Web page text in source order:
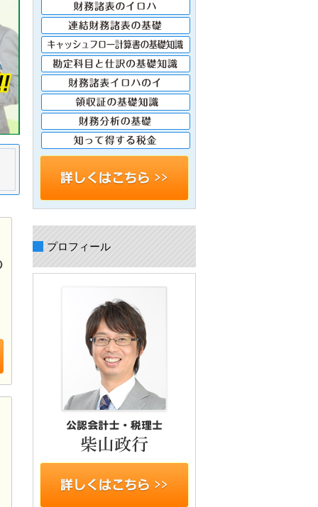
プロフィール